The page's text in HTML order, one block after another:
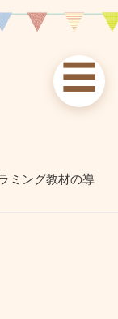
☰
各校案内
schools
ミング教材の導